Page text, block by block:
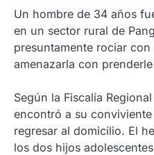
Un hombre de 34 años
en un sector rural de
presuntamente rociar
amenazarla con
Según la Fiscalía
encontró a su
regresar al domicilio. El
los dos hijos